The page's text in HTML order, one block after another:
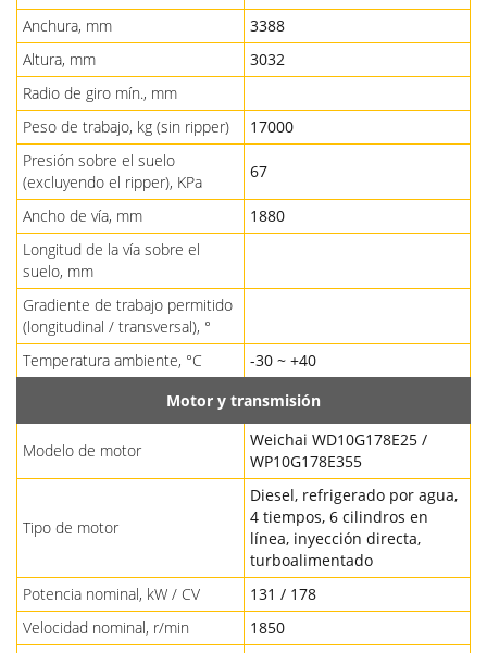
Anchura, mm
3388
Altura, mm
3032
Radio de giro mín., mm
Peso de trabajo, kg (sin ripper)
17000
Presión sobre el suelo
(excluyendo el ripper), KPa
67
Ancho de vía, mm
1880
Longitud de la vía sobre el
suelo, mm
Gradiente de trabajo permitido
(longitudinal / transversal), °
Temperatura ambiente, °C
-30 ~ +40
Motor y transmisión
Modelo de motor
Weichai WD10G178E25 /
WP10G178E355
Tipo de motor
Diesel, refrigerado por agua,
4 tiempos, 6 cilindros en
línea, inyección directa,
turboalimentado
Potencia nominal, kW / CV
131 / 178
Velocidad nominal, r/min
1850